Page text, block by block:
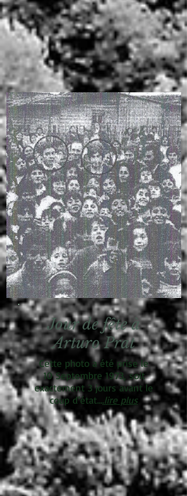
Jour de fête à
Arturo Prat
Cette photo a été prise le
10 Septembre 1973, soit
exactement 3 jours avant le
coup d’état....lire plus